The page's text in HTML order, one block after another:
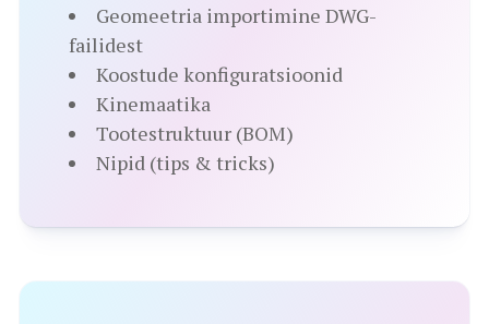
Geomeetria importimine DWG-
failidest
Koostude konfiguratsioonid
Kinemaatika
Tootestruktuur (BOM)
Nipid (tips & tricks)